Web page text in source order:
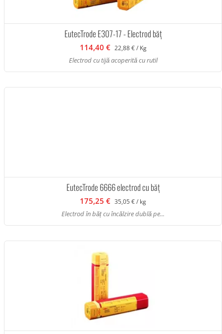
EutecTrode E307-17 - Electrod băț
114,40 € 22,88 € / Kg
Electrod cu tijă acoperită cu rutil
EutecTrode 6666 electrod cu băț
175,25 € 35,05 € / kg
Electrod în băț cu încălzire dublă pe...